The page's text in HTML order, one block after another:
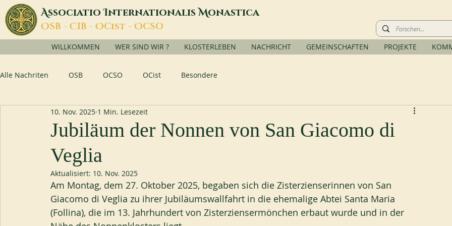
AssociatioInternationalisMonastica
OSB - CIB - OCist - OCSO
WILLKOMMEN WER SIND WIR ? KLOSTERLEBEN NACHRICHT GEMEINSCHAFTEN PROJEKTE
Alle Nachriten OSB OCSO OCist Besondere
Jubiläum der Nonnen von San Giacomo di
Veglia
10. Nov. 2025 1 Min. Lesezeit
Aktualisiert: 10. Nov. 2025
Am Montag, dem 27. Oktober 2025, begaben sich die Zisterzienserinnen von San
Giacomo di Veglia zu ihrer Jubiläumswallfahrt in die ehemalige Abtei Santa Maria
(Follina), die im 13. Jahrhundert von Zisterziensermönchen erbaut wurde und in der